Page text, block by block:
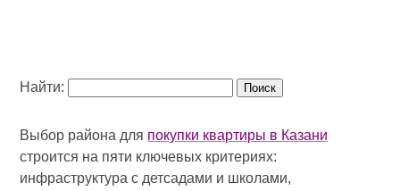
Найти:
Выбор района для покупки квартиры в Казани
строится на пяти ключевых критериях:
инфраструктура с детсадами и школами,